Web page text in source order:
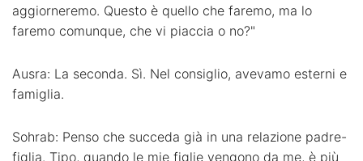
aggiorneremo. Questo è quello che faremo, ma lo
faremo comunque, che vi piaccia o no?"
Ausra: La seconda. Sì. Nel consiglio, avevamo esterni e
famiglia.
Sohrab: Penso che succeda già in una relazione padre-
figlia. Tipo, quando le mie figlie vengono da me, è più